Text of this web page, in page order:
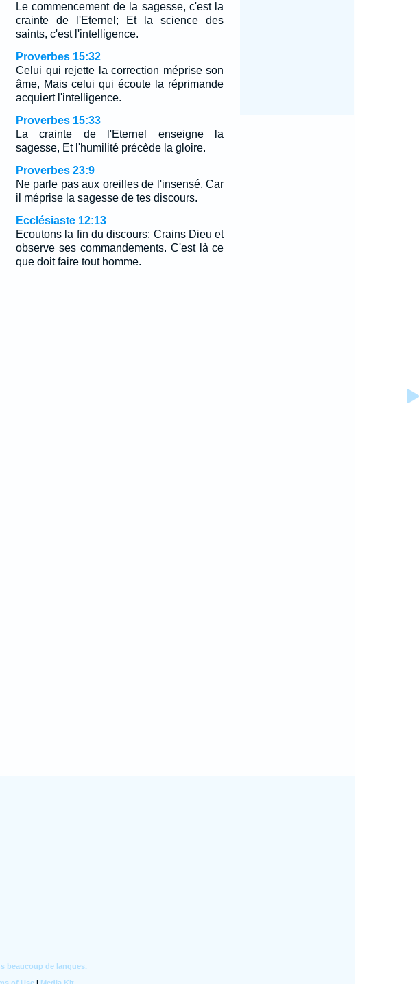
Le commencement de la sagesse, c'est la
crainte de l'Eternel; Et la science des
saints, c'est l'intelligence.
Proverbes 15:32
Celui qui rejette la correction méprise son
âme, Mais celui qui écoute la réprimande
acquiert l'intelligence.
Proverbes 15:33
La crainte de l'Eternel enseigne la
sagesse, Et l'humilité précède la gloire.
Proverbes 23:9
Ne parle pas aux oreilles de l'insensé, Car
il méprise la sagesse de tes discours.
Ecclésiaste 12:13
Ecoutons la fin du discours: Crains Dieu et
observe ses commandements. C'est là ce
que doit faire tout homme.